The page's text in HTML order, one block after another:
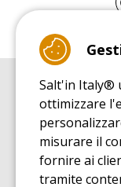
GUIDA ALL'ACQUISTO
Guida all'acquisito
GUIDA
Guida al montaggio
GUIDA DI
Guida alla
Salt'in Italy®
ottimizzare
misurare il
fornire ai
tramite